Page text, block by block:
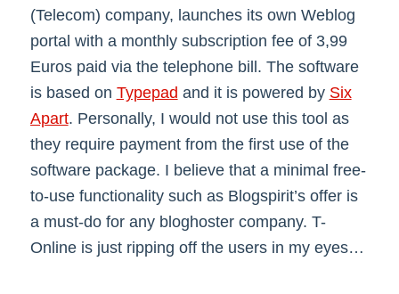
(Telecom) company, launches its own Weblog
portal with a monthly subscription fee of 3,99
Euros paid via the telephone bill. The software
is based on Typepad and it is powered by Six
Apart. Personally, I would not use this tool as
they require payment from the first use of the
software package. I believe that a minimal free-
to-use functionality such as Blogspirit’s offer is
a must-do for any bloghoster company. T-
Online is just ripping off the users in my eyes…